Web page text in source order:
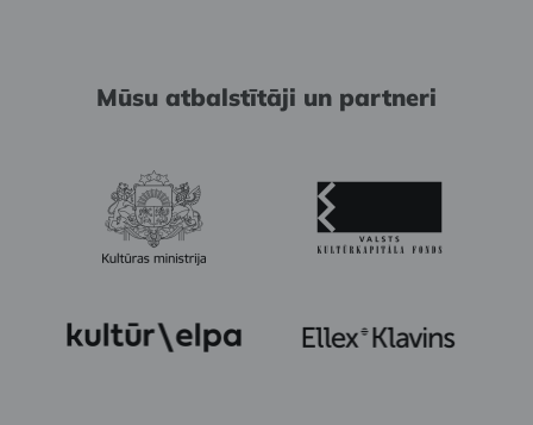
Mūsu atbalstītāji un partneri